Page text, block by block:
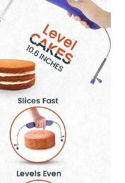
rempli de
gâteaux et de
en
et décoration,
dans
de réception.